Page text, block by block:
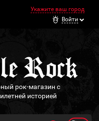
Укажите ваш город
Войти
рок-магазин с
историей